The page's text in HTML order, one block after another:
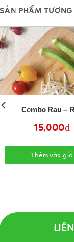
SẢN PHẨM TƯƠNG
Combo Rau –
15,000₫
Thêm vào giỏ